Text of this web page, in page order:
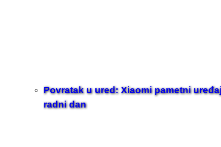
Povratak u ured: Xiaomi pametni
radni dan